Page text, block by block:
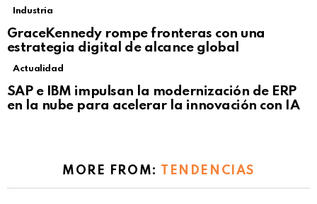
Industria
GraceKennedy rompe fronteras con una
estrategia digital de alcance global
Not Safe For Work
Click to view this post
Actualidad
SAP e IBM impulsan la modernización de ERP
en la nube para acelerar la innovación con IA
MORE FROM: TENDENCIAS